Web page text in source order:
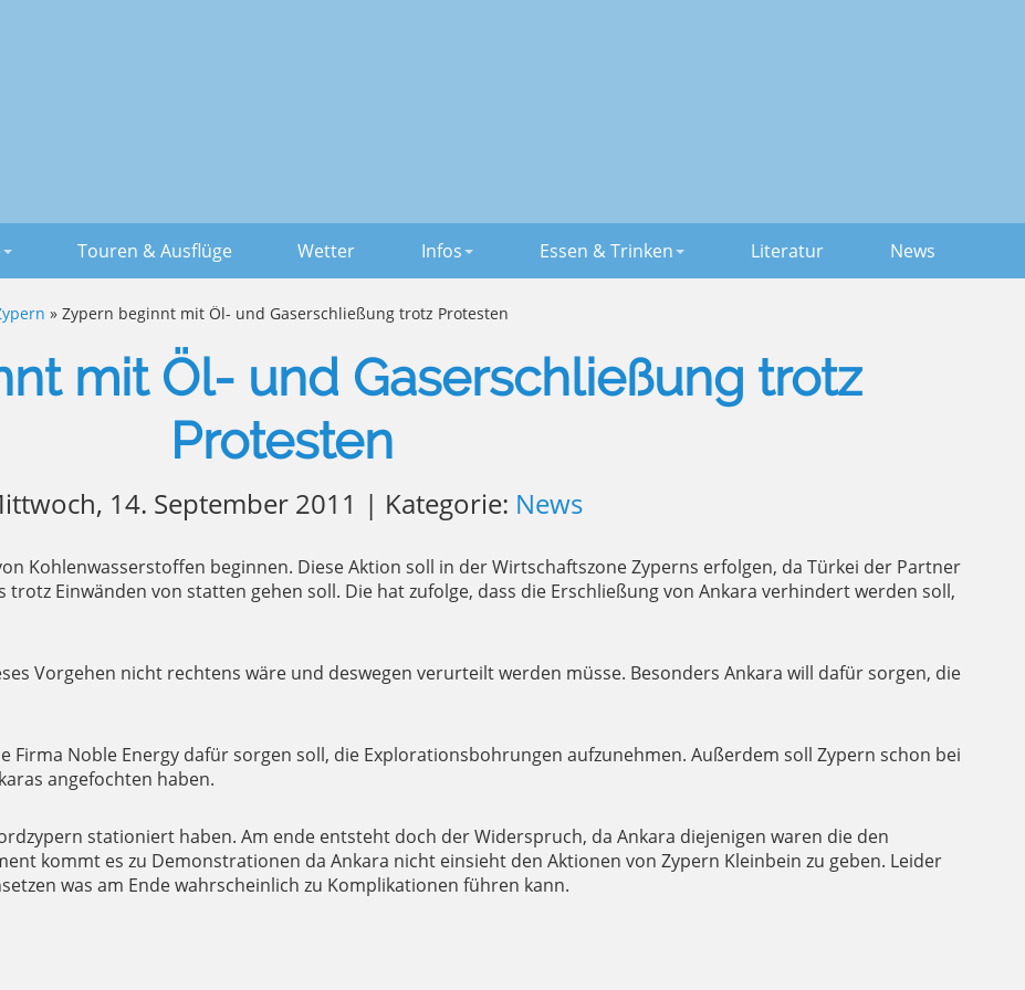
Touren & Ausflüge Wetter Infos Essen & Trinken Literatur News
» Zypern beginnt mit Öl- und Gaserschließung trotz Protesten
mit Öl- und Gaserschließung trotz
Protesten
14. September 2011 | Kategorie: News
Kohlenwasserstoffen beginnen. Diese Aktion soll in der Wirtschaftszone Zyperns erfolgen, da Türkei der Partner
Einwänden von statten gehen soll. Die hat zufolge, dass die Erschließung von Ankara verhindert werden soll,
Vorgehen nicht rechtens wäre und deswegen verurteilt werden müsse. Besonders Ankara will dafür sorgen, die
Firma Noble Energy dafür sorgen soll, die Explorationsbohrungen aufzunehmen. Außerdem soll Zypern schon bei
angefochten haben.
stationiert haben. Am ende entsteht doch der Widerspruch, da Ankara diejenigen waren die den
kommt es zu Demonstrationen da Ankara nicht einsieht den Aktionen von Zypern Kleinbein zu geben. Leider
was am Ende wahrscheinlich zu Komplikationen führen kann.